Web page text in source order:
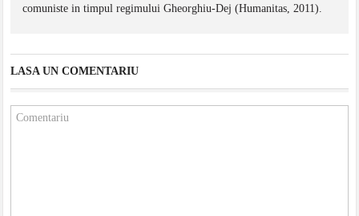
comuniste in timpul regimului Gheorghiu-Dej (Humanitas, 2011).
LASA UN COMENTARIU